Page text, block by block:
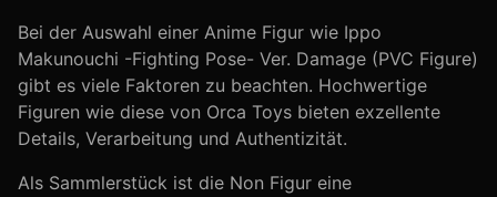
Bei der Auswahl einer Anime Figur wie Ippo
Makunouchi -Fighting Pose- Ver. Damage (PVC Figure)
gibt es viele Faktoren zu beachten. Hochwertige
Figuren wie diese von Orca Toys bieten exzellente
Details, Verarbeitung und Authentizität.
Als Sammlerstück ist die Non Figur eine